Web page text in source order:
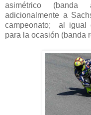
asimétrico (banda
adicionalmente a
campeonato; al igual
para la ocasión (banda